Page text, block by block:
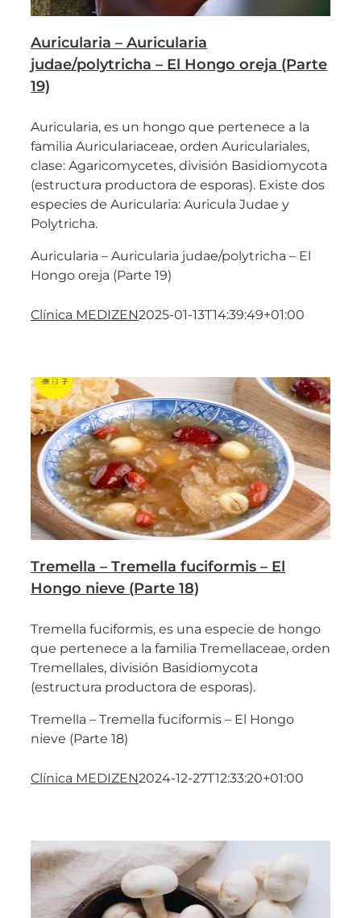
Auricularia – Auricularia
judae/polytricha – El Hongo oreja (Parte
19)
Auricularia, es un hongo que pertenece a la
familia Auriculariaceae, orden Auriculariales,
clase: Agaricomycetes, división Basidiomycota
(estructura productora de esporas). Existe dos
especies de Auricularia: Auricula Judae y
Polytricha.
Auricularia – Auricularia judae/polytricha – El
Hongo oreja (Parte 19)
Clínica MEDIZEN2025-01-13T14:39:49+01:00
Tremella – Tremella fuciformis – El
Hongo nieve (Parte 18)
Tremella fuciformis, es una especie de hongo
que pertenece a la familia Tremellaceae, orden
Tremellales, división Basidiomycota
(estructura productora de esporas).
Tremella – Tremella fuciformis – El Hongo
nieve (Parte 18)
Clínica MEDIZEN2024-12-27T12:33:20+01:00